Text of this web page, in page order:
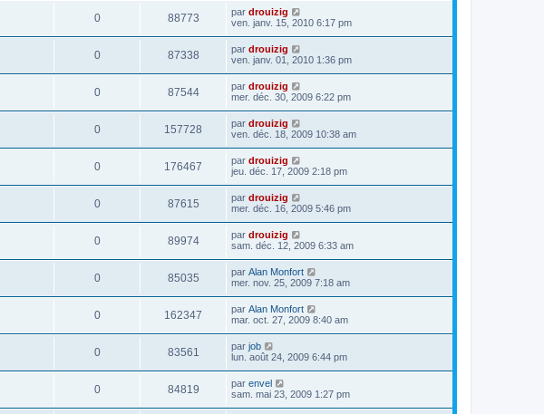
0 88773 par drouizig
ven. janv. 15, 2010 6:17 pm
0 87338 par drouizig
ven. janv. 01, 2010 1:36 pm
0 87544 par drouizig
mer. déc. 30, 2009 6:22 pm
0 157728 par drouizig
ven. déc. 18, 2009 10:38 am
0 176467 par drouizig
jeu. déc. 17, 2009 2:18 pm
0 87615 par drouizig
mer. déc. 16, 2009 5:46 pm
0 89974 par drouizig
sam. déc. 12, 2009 6:33 am
0 85035 par Alan Monfort
mer. nov. 25, 2009 7:18 am
0 162347 par Alan Monfort
mar. oct. 27, 2009 8:40 am
0 83561 par job
lun. août 24, 2009 6:44 pm
0 84819 par envel
sam. mai 23, 2009 1:27 pm